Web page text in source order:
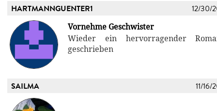
HARTMANNGUENTER1 12/30/
Vornehme Geschwister
Wieder ein hervorragender
geschrieben
SAILMA 11/16/